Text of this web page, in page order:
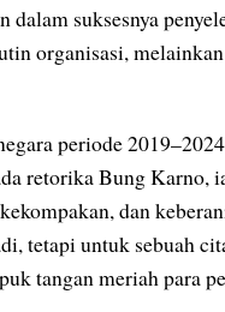
suksesnya
organisasi,
periode
retorika Bung Karno,
dan
tetapi untuk sebuah
tangan meriah para